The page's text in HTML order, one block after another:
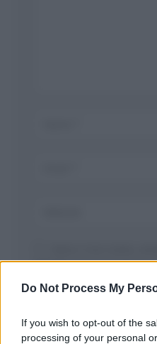
Do Not Process My
If you wish to opt-out of the
processing of your personal
browser per la prossima